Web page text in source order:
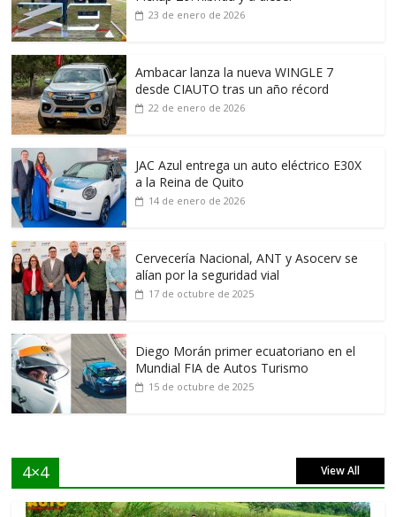
23 de enero de 2026
Ambacar lanza la nueva WINGLE 7
desde CIAUTO tras un año récord
22 de enero de 2026
JAC Azul entrega un auto eléctrico E30X
a la Reina de Quito
14 de enero de 2026
Cervecería Nacional, ANT y Asocerv se
alían por la seguridad vial
17 de octubre de 2025
Diego Morán primer ecuatoriano en el
Mundial FIA de Autos Turismo
15 de octubre de 2025
4×4 View All